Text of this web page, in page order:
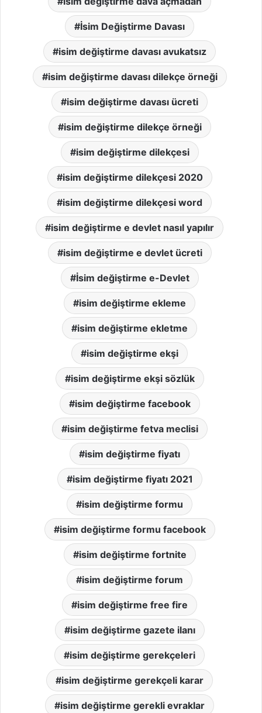
İsim Değiştirme Davası
isim değiştirme davası avukatsız
isim değiştirme davası dilekçe örneği
isim değiştirme davası ücreti
isim değiştirme dilekçe örneği
isim değiştirme dilekçesi
isim değiştirme dilekçesi 2020
isim değiştirme dilekçesi word
isim değiştirme e devlet nasıl yapılır
isim değiştirme e devlet ücreti
İsim değiştirme e-Devlet
isim değiştirme ekleme
isim değiştirme ekletme
isim değiştirme ekşi
isim değiştirme ekşi sözlük
isim değiştirme facebook
isim değiştirme fetva meclisi
isim değiştirme fiyatı
isim değiştirme fiyatı 2021
isim değiştirme formu
isim değiştirme formu facebook
isim değiştirme fortnite
isim değiştirme forum
isim değiştirme free fire
isim değiştirme gazete ilanı
isim değiştirme gerekçeleri
isim değiştirme gerekçeli karar
isim değiştirme gerekli evraklar